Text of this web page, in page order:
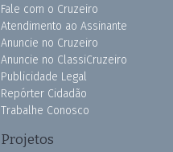
Fale com o Cruzeiro
Atendimento ao Assinante
Anuncie no Cruzeiro
Anuncie no ClassiCruzeiro
Publicidade Legal
Repórter Cidadão
Trabalhe Conosco
Projetos